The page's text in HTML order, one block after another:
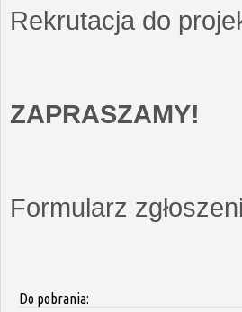
Rekrutacja do
ZAPRASZAMY!
Formularz
Do pobrania: